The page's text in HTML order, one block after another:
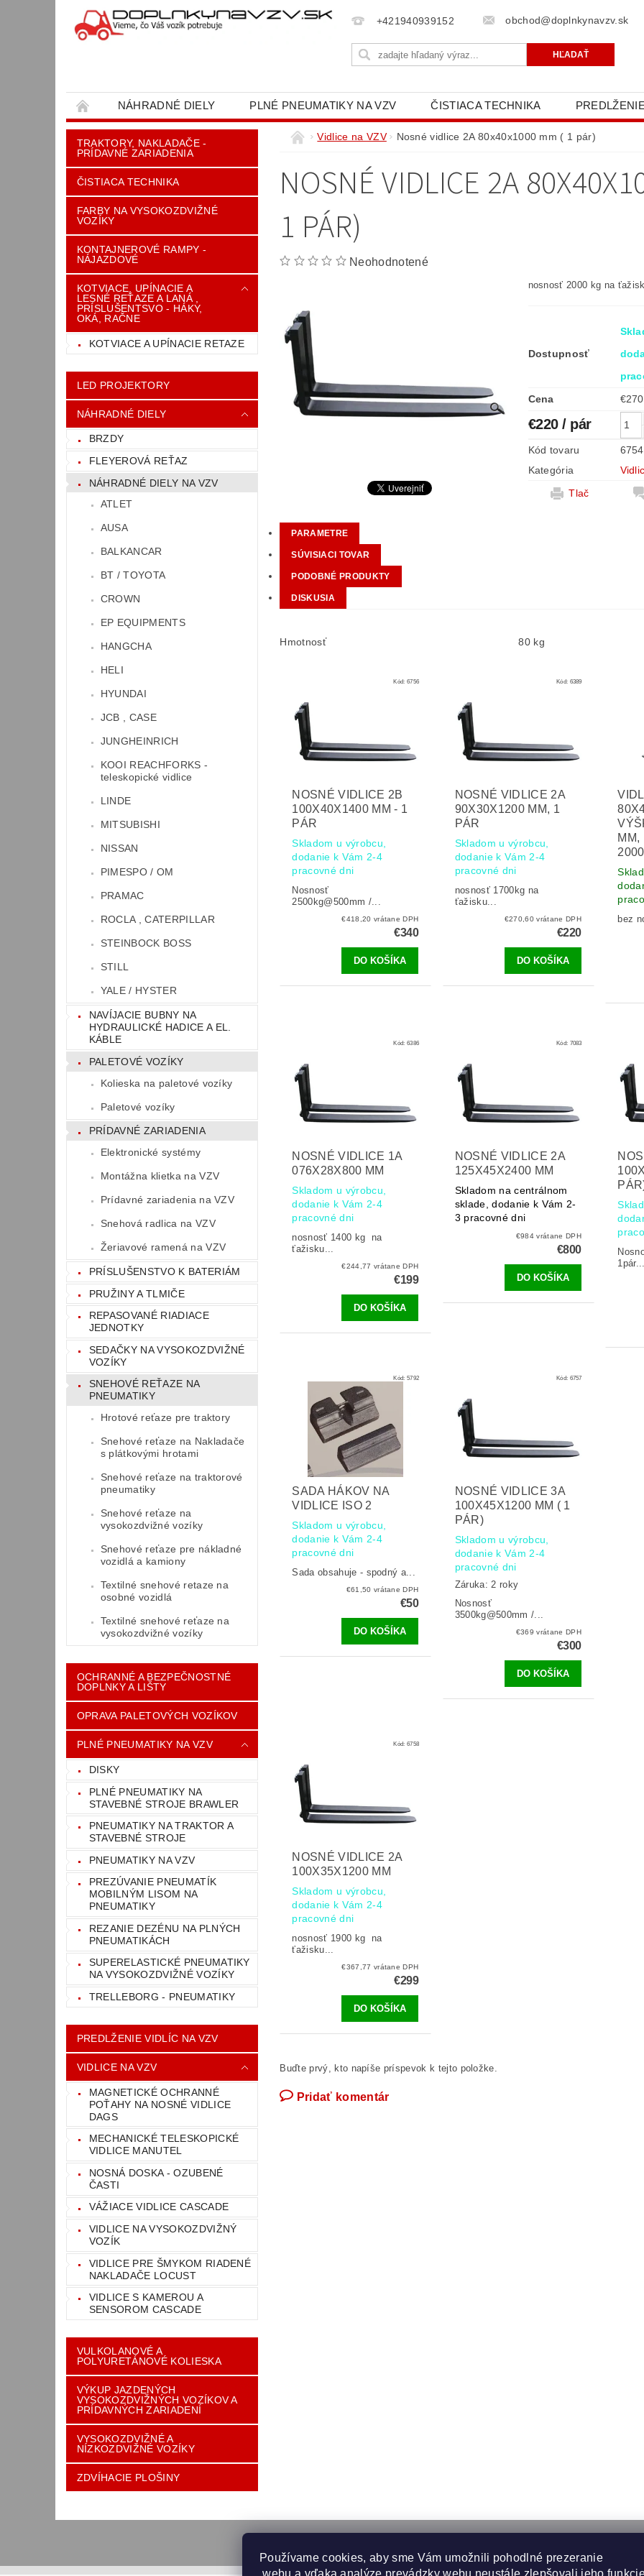
+421940939152 obchod@doplnkynavzv.sk
NÁHRADNÉ DIELY PLNÉ PNEUMATIKY NA VZV ČISTIACA TECHNIKA
OBCHODNÉ PODMIENKY KONTAKT NAPÍŠTE NÁM OCHRANA OSOBNÝCH ÚDAJOV
TRAKTORY, NAKLADAČE -
PRÍDAVNÉ ZARIADENIA
ČISTIACA TECHNIKA
FARBY NA VYSOKOZDVIŽNÉ
VOZÍKY
KONTAJNEROVÉ RAMPY -
NÁJAZDOVÉ
KOTVIACE, UPÍNACIE A
LESNÉ REŤAZE A LANÁ ,
PRÍSLUŠENTSVO - HÁKY,
OKÁ, RAČNE
KOTVIACE A UPÍNACIE RETAZE
LED PROJEKTORY
NÁHRADNÉ DIELY
BRZDY
FLEYEROVÁ REŤAZ
NÁHRADNÉ DIELY NA VZV
ATLET
AUSA
BALKANCAR
BT / TOYOTA
CROWN
EP EQUIPMENTS
HANGCHA
HELI
HYUNDAI
JCB , CASE
JUNGHEINRICH
KOOI REACHFORKS -
teleskopické vidlice
LINDE
MITSUBISHI
NISSAN
PIMESPO / OM
PRAMAC
ROCLA , CATERPILLAR
STEINBOCK BOSS
STILL
YALE / HYSTER
NAVÍJACIE BUBNY NA
HYDRAULICKÉ HADICE A EL.
KÁBLE
PALETOVÉ VOZÍKY
Kolieska na paletové vozíky
Paletové vozíky
PRÍDAVNÉ ZARIADENIA
Elektronické systémy
Montážna klietka na VZV
Prídavné zariadenia na VZV
Snehová radlica na VZV
Žeriavové ramená na VZV
PRÍSLUŠENSTVO K BATERIÁM
PRUŽINY A TLMIČE
REPASOVANÉ RIADIACE
JEDNOTKY
SEDAČKY NA VYSOKOZDVIŽNÉ
VOZÍKY
SNEHOVÉ REŤAZE NA
PNEUMATIKY
Hrotové reťaze pre traktory
Snehové reťaze na Nakladače
s plátkovými hrotami
Snehové reťaze na traktorové
pneumatiky
Snehové reťaze na
vysokozdvižné vozíky
Snehové reťaze pre nákladné
vozidlá a kamiony
Textilné snehové retaze na
osobné vozidlá
Textilné snehové reťaze na
vysokozdvižné vozíky
OCHRANNÉ A BEZPEČNOSTNÉ
DOPLNKY A LIŠTY
OPRAVA PALETOVÝCH VOZÍKOV
PLNÉ PNEUMATIKY NA VZV
DISKY
PLNÉ PNEUMATIKY NA
STAVEBNÉ STROJE BRAWLER
PNEUMATIKY NA TRAKTOR A
STAVEBNÉ STROJE
PNEUMATIKY NA VZV
PREZÚVANIE PNEUMATÍK
MOBILNÝM LISOM NA
PNEUMATIKY
REZANIE DEZÉNU NA PLNÝCH
PNEUMATIKÁCH
SUPERELASTICKÉ PNEUMATIKY
NA VYSOKOZDVIŽNÉ VOZÍKY
TRELLEBORG - PNEUMATIKY
PREDLŽENIE VIDLÍC NA VZV
VIDLICE NA VZV
MAGNETICKÉ OCHRANNÉ
POŤAHY NA NOSNÉ VIDLICE
DAGS
MECHANICKÉ TELESKOPICKÉ
VIDLICE MANUTEL
NOSNÁ DOSKA - OZUBENÉ
ČASTI
VÁŽIACE VIDLICE CASCADE
VIDLICE NA VYSOKOZDVIŽNÝ
VOZÍK
VIDLICE PRE ŠMYKOM RIADENÉ
NAKLADAČE LOCUST
VIDLICE S KAMEROU A
SENSOROM CASCADE
VULKOLANOVÉ A
POLYURETÁNOVÉ KOLIESKA
VÝKUP JAZDENÝCH
VYSOKOZDVIŽNÝCH VOZÍKOV A
PRÍDAVNÝCH ZARIADENÍ
VYSOKOZDVIŽNÉ A
NÍZKOZDVIŽNÉ VOZÍKY
ZDVÍHACIE PLOŠINY
Vidlice na VZV Nosné vidlice 2A 80x40x1000 mm ( 1 pár)
NOSNÉ VIDLICE 2A
1 PÁR)
Neohodnotené
nosnosť 2000 kg na
Dostupnosť
Cena
€220/ pár
Kód tovaru
6754
Kategória
Tlač
PARAMETRE
SÚVISIACI TOVAR
PODOBNÉ PRODUKTY
DISKUSIA
Hmotnosť 80 kg
Kód:6756
NOSNÉ VIDLICE 2B
100X40X1400 MM - 1
PÁR
Skladom u výrobcu,
dodanie k Vám 2-4
pracovné dni
Nosnosť
2500kg@500mm /...
€418,20 vrátane DPH
€340
Kód: 6389
NOSNÉ VIDLICE 2A
90X30X1200 MM, 1
PÁR
Skladom u výrobcu,
dodanie k Vám 2-4
pracovné dni
nosnosť 1700kg na
ťažisku...
€270,60 vrátane DPH
€220
MM,
bez
Kód:6386
NOSNÉ VIDLICE 1A
076X28X800 MM
Skladom u výrobcu,
dodanie k Vám 2-4
pracovné dni
nosnosť 1400 kg na
ťažisku...
€244,77 vrátane DPH
€199
Kód: 7083
NOSNÉ VIDLICE 2A
125X45X2400 MM
Skladom na centrálnom
sklade, dodanie k Vám 2-
3 pracovné dni
€984 vrátane DPH
€800
Kód:5792
SADA HÁKOV NA
VIDLICE ISO 2
Skladom u výrobcu,
dodanie k Vám 2-4
pracovné dni
Sada obsahuje - spodný a...
€61,50 vrátane DPH
€50
Kód: 6757
NOSNÉ VIDLICE 3A
100X45X1200 MM ( 1
PÁR)
Skladom u výrobcu,
dodanie k Vám 2-4
pracovné dni
Záruka: 2 roky
Nosnosť
3500kg@500mm /...
€369 vrátane DPH
€300
Kód:6758
NOSNÉ VIDLICE 2A
100X35X1200 MM
Skladom u výrobcu,
dodanie k Vám 2-4
pracovné dni
nosnosť 1900 kg na
ťažisku...
€367,77 vrátane DPH
€299
Buďte prvý, kto napíše príspevok k tejto položke.
Pridať komentár
Používame cookies, aby sme Vám umožnili pohodlné prezeranie
webu a vďaka analýze prevádzky webu neustále zlepšovali jeho